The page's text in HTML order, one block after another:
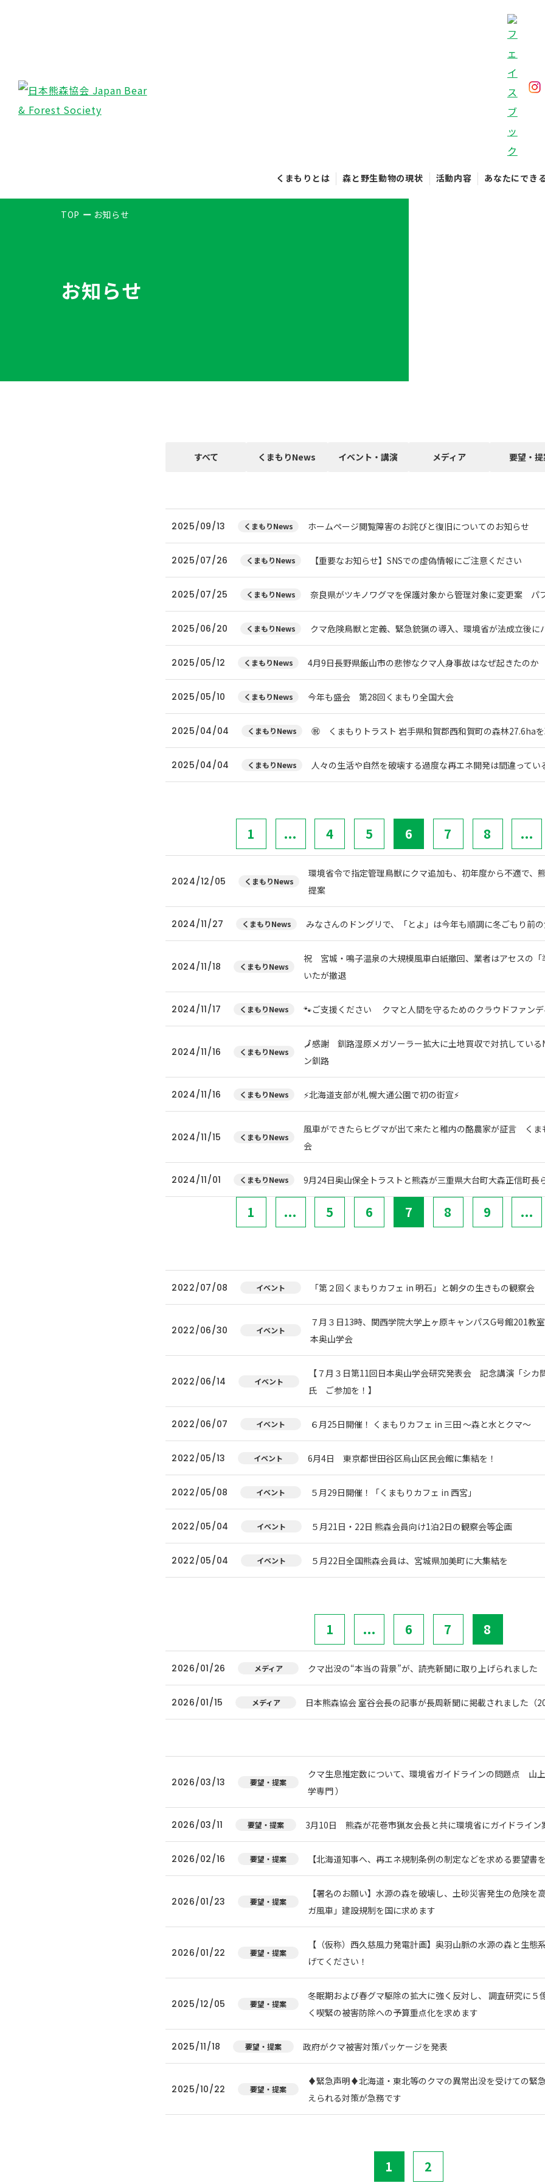
くまもりとは 森と野生動物の現状 活動内容 あなたにでき
TOP お知らせ
お知らせ
すべて くまもりNews イベント・講演 メディア 要望・
2025/09/13 くまもりNews ホームページ閲覧障害のお詫びと復旧についてのお知らせ
2025/07/26 くまもりNews 【重要なお知らせ】SNSでの虚偽情報にご注意ください
2025/07/25 くまもりNews 奈良県がツキノワグマを保護対象から管理対象に変更案 パ
2025/06/20 くまもりNews クマ危険鳥獣と定義、緊急銃猟の導入、環境省が法成立後に
2025/05/12 くまもりNews 4月9日長野県飯山市の悲惨なクマ人身事故はなぜ起きたのか
2025/05/10 くまもりNews 今年も盛会 第28回くまもり全国大会
2025/04/04 くまもりNews ㊗ くまもりトラスト 岩手県和賀郡西和賀町の森林27.6ha
2025/04/04 くまもりNews 人々の生活や自然を破壊する過度な再エネ開発は間違ってい
1 ... 4 5 6 7 8 ...
2024/12/05 くまもりNews
環境省令で指定管理鳥獣にクマ追加も、初年度から不適で、
提案
2024/11/27 くまもりNews みなさんのドングリで、「とよ」は今年も順調に冬ごもり前
2024/11/18 くまもりNews
祝 宮城・鳴子温泉の大規模風車白紙撤回、業者はアセスの「
いたが撤退
2024/11/17 くまもりNews 🐾ご支援ください クマと人間を守るためのクラウドファンデ
2024/11/16 くまもりNews
🗾感謝 釧路湿原メガソーラー拡大に土地買収で対抗している
ン釧路
2024/11/16 くまもりNews ⚡北海道支部が札幌大通公園で初の街宣⚡
2024/11/15 くまもりNews
風車ができたらヒグマが出て来たと稚内の酪農家が証言 くま
会
2024/11/01 くまもりNews 9月24日奥山保全トラストと熊森が三重県大台町大森正信町長
1 ... 5 6 7 8 9 ...
2022/07/08 イベント 「第２回くまもりカフェ in 明石」と朝夕の生きもの観察会
2022/06/30 イベント
７月３日13時、関西学院大学上ヶ原キャンパスG号館201教
本奥山学会
2022/06/14 イベント
【７月３日第11回日本奥山学会研究発表会 記念講演「シカ
氏 ご参加を！】
2022/06/07 イベント ６月25日開催！ くまもりカフェ in 三田 ～森と水とクマ～
2022/05/13 イベント 6月4日 東京都世田谷区烏山区民会館に集結を！
2022/05/08 イベント ５月29日開催！「くまもりカフェ in 西宮」
2022/05/04 イベント ５月21日・22日 熊森会員向け1泊2日の観察会等企画
2022/05/04 イベント ５月22日全国熊森会員は、宮城県加美町に大集結を
1 ... 6 7 8
2026/01/26 メディア クマ出没の“本当の背景”が、読売新聞に取り上げられました
2026/01/15 メディア 日本熊森協会 室谷会長の記事が長周新聞に掲載されました（
2026/03/13 要望・提案
クマ生息推定数について、環境省ガイドラインの問題点 山
学専門 ）
2026/03/11 要望・提案 3月10日 熊森が花巻市猟友会長と共に環境省にガイドライン
2026/02/16 要望・提案 【北海道知事へ、再エネ規制条例の制定などを求める要望書
2026/01/23 要望・提案
【署名のお願い】水源の森を破壊し、土砂災害発生の危険を
ガ風車」建設規制を国に求めます
2026/01/22 要望・提案
【（仮称）西久慈風力発電計画】奥羽山脈の水源の森と生態
げてください！
2025/12/05 要望・提案
冬眠期および春グマ駆除の拡大に強く反対し、 調査研究に５
く喫緊の被害防除への予算重点化を求めます
2025/11/18 要望・提案 政府がクマ被害対策パッケージを発表
2025/10/22 要望・提案
♦️緊急声明♦️北海道・東北等のクマの異常出没を受けての緊
えられる対策が急務です
1 2